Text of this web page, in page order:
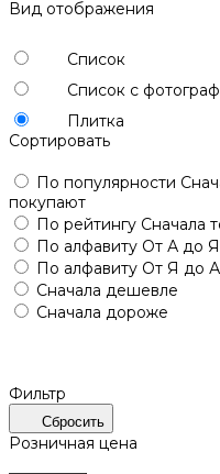
Вид отображения
Список
Список с
Плитка
Сортировать
По популярности
покупают
По рейтингу Сначала
По алфавиту От А до Я
По алфавиту От Я до А
Сначала дешевле
Сначала дороже
Фильтр
Сбросить
Розничная цена